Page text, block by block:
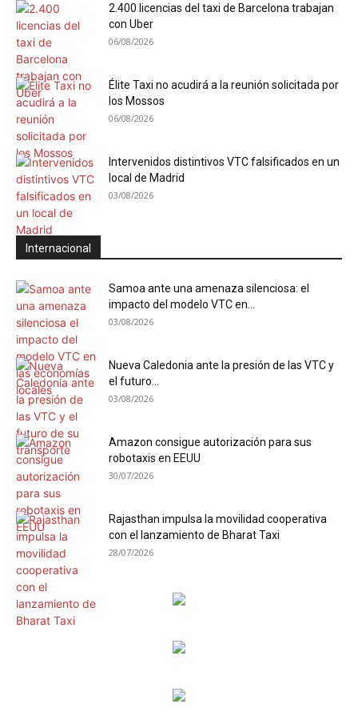
2.400 licencias del taxi de Barcelona trabajan
con Uber
06/08/2026
Élite Taxi no acudirá a la reunión solicitada por
los Mossos
06/08/2026
Intervenidos distintivos VTC falsificados en un
local de Madrid
03/08/2026
Internacional
Samoa ante una amenaza silenciosa: el
impacto del modelo VTC en...
03/08/2026
Nueva Caledonia ante la presión de las VTC y
el futuro...
03/08/2026
Amazon consigue autorización para sus
robotaxis en EEUU
30/07/2026
Rajasthan impulsa la movilidad cooperativa
con el lanzamiento de Bharat Taxi
28/07/2026